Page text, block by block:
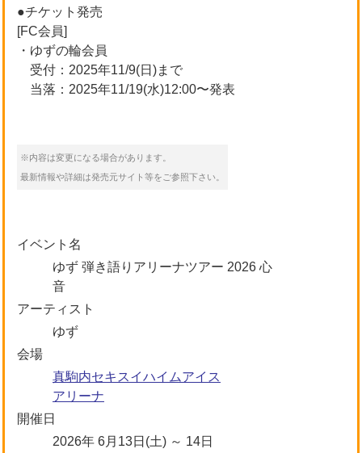
●チケット発売
[FC会員]
・ゆずの輪会員
受付：2025年11/9(日)まで
当落：2025年11/19(水)12:00〜発表
※内容は変更になる場合があります。
最新情報や詳細は発売元サイト等をご参照下さい。
イベント名
ゆず 弾き語りアリーナツアー 2026 心
音
アーティスト
ゆず
会場
真駒内セキスイハイムアイス
アリーナ
開催日
2026年 6月13日(土) ～ 14日